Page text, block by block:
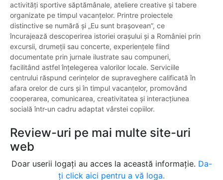
activități sportive săptămânale, ateliere creative și tabere
organizate pe timpul vacanțelor. Printre proiectele
distinctive se numără și „Eu sunt brașovean”, ce
încurajează descoperirea istoriei orașului și a României prin
excursii, drumeții sau concerte, experiențele fiind
documentate prin jurnale ilustrate sau compuneri,
facilitând astfel înțelegerea valorilor locale. Serviciile
centrului răspund cerințelor de supraveghere calificată în
afara orelor de curs și în timpul vacanțelor, promovând
cooperarea, comunicarea, creativitatea și interacțiunea
socială într-un cadru adaptat vârstei copiilor.
Review-uri pe mai multe site-uri
web
Doar userii logați au acces la această informație. Da-
ți click aici pentru a vă loga.